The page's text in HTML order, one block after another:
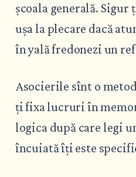
școala generală.
ușa la plecare dacă
în yală fredonezi un
Asocierile sînt o
ți fixa lucruri în
logica după care legi
încuiată îți este